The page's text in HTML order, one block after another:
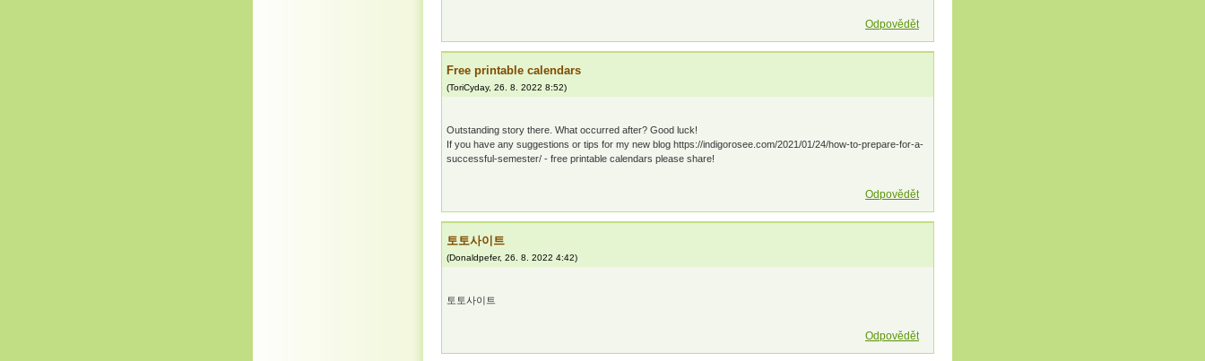
Odpovědět
Free printable calendars
(ToriCyday, 26. 8. 2022 8:52)
Outstanding story there. What occurred after? Good luck!
If you have any suggestions or tips for my new blog https://indigorosee.com/2021/01/24/how-to-prepare-for-a-
successful-semester/ - free printable calendars please share!
Odpovědět
토토사이트
(Donaldpefer, 26. 8. 2022 4:42)
토토사이트
Odpovědět